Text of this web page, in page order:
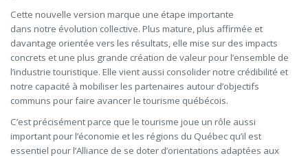
Cette nouvelle version marque une étape importante
dans notre évolution collective. Plus mature, plus affirmée et
davantage orientée vers les résultats, elle mise sur des impacts
concrets et une plus grande création de valeur pour l’ensemble de
l’industrie touristique. Elle vient aussi consolider notre crédibilité et
notre capacité à mobiliser les partenaires autour d’objectifs
communs pour faire avancer le tourisme québécois.
C’est précisément parce que le tourisme joue un rôle aussi
important pour l’économie et les régions du Québec qu’il est
essentiel pour l’Alliance de se doter d’orientations adaptées aux